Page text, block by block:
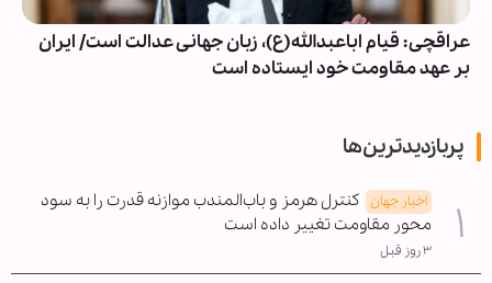
عراقچی: قیام اباعبدالله(ع)، زبان جهانی عدالت است/ ایران
بر عهد مقاومت خود ایستاده است
پربازدیدترین‌ها
اخبار جهان کنترل هرمز و باب‌المندب موازنه قدرت را به سود
محور مقاومت تغییر داده است
۳ روز قبل